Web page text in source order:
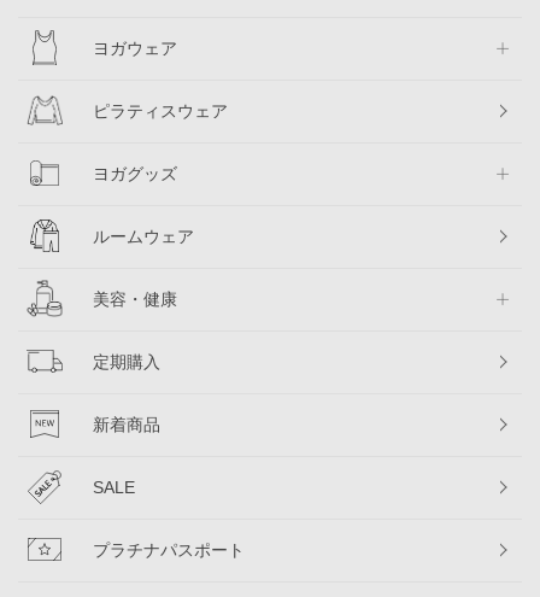
ヨガウェア
ピラティスウェア
ヨガグッズ
ルームウェア
美容・健康
定期購入
新着商品
SALE
プラチナパスポート